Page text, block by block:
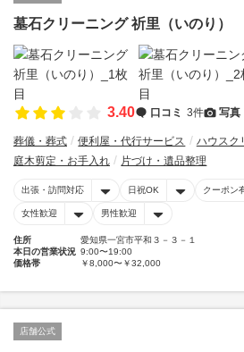
墓石クリーニング 祈里（いのり）
3.40 口コミ 3件 写真
葬儀・葬式 便利屋・代行サービス
ハウスク
庭木剪定・お手入れ
片づけ・遺品整理
出張・訪問対応 日祝OK クーポン
女性歓迎 男性歓迎
住所
愛知県一宮市平和３－３－１
本日の営業状況 9:00〜19:00
価格帯
￥8,000〜￥32,000
店舗公式